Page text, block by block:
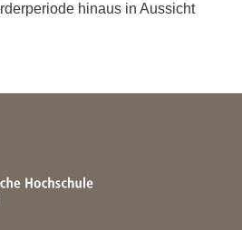
hinaus in Aussicht